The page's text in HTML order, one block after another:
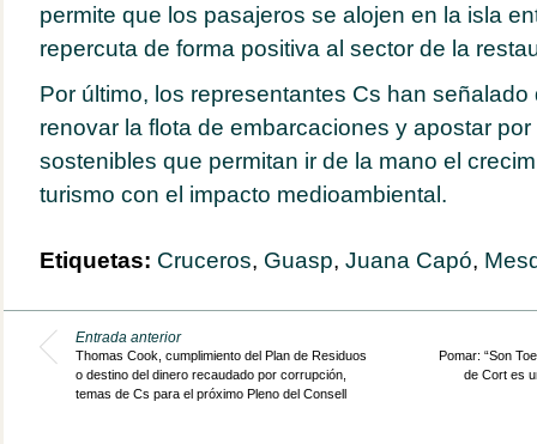
permite que los pasajeros se alojen en la isla
repercuta de forma positiva al sector de la
Por último, los representantes Cs han
renovar la flota de embarcaciones y apostar
sostenibles que permitan ir de la mano el
turismo con el impacto medioambiental.
Etiquetas: Cruceros, Guasp, Juana Capó,
Entrada anterior
Thomas Cook, cumplimiento del Plan de Residuos
o destino del dinero recaudado por corrupción,
temas de Cs para el próximo Pleno del Consell
Pomar: “Son
de Cort es